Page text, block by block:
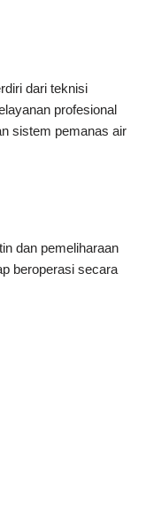
dari teknisi
profesional
sistem pemanas air
dan pemeliharaan
beroperasi secara